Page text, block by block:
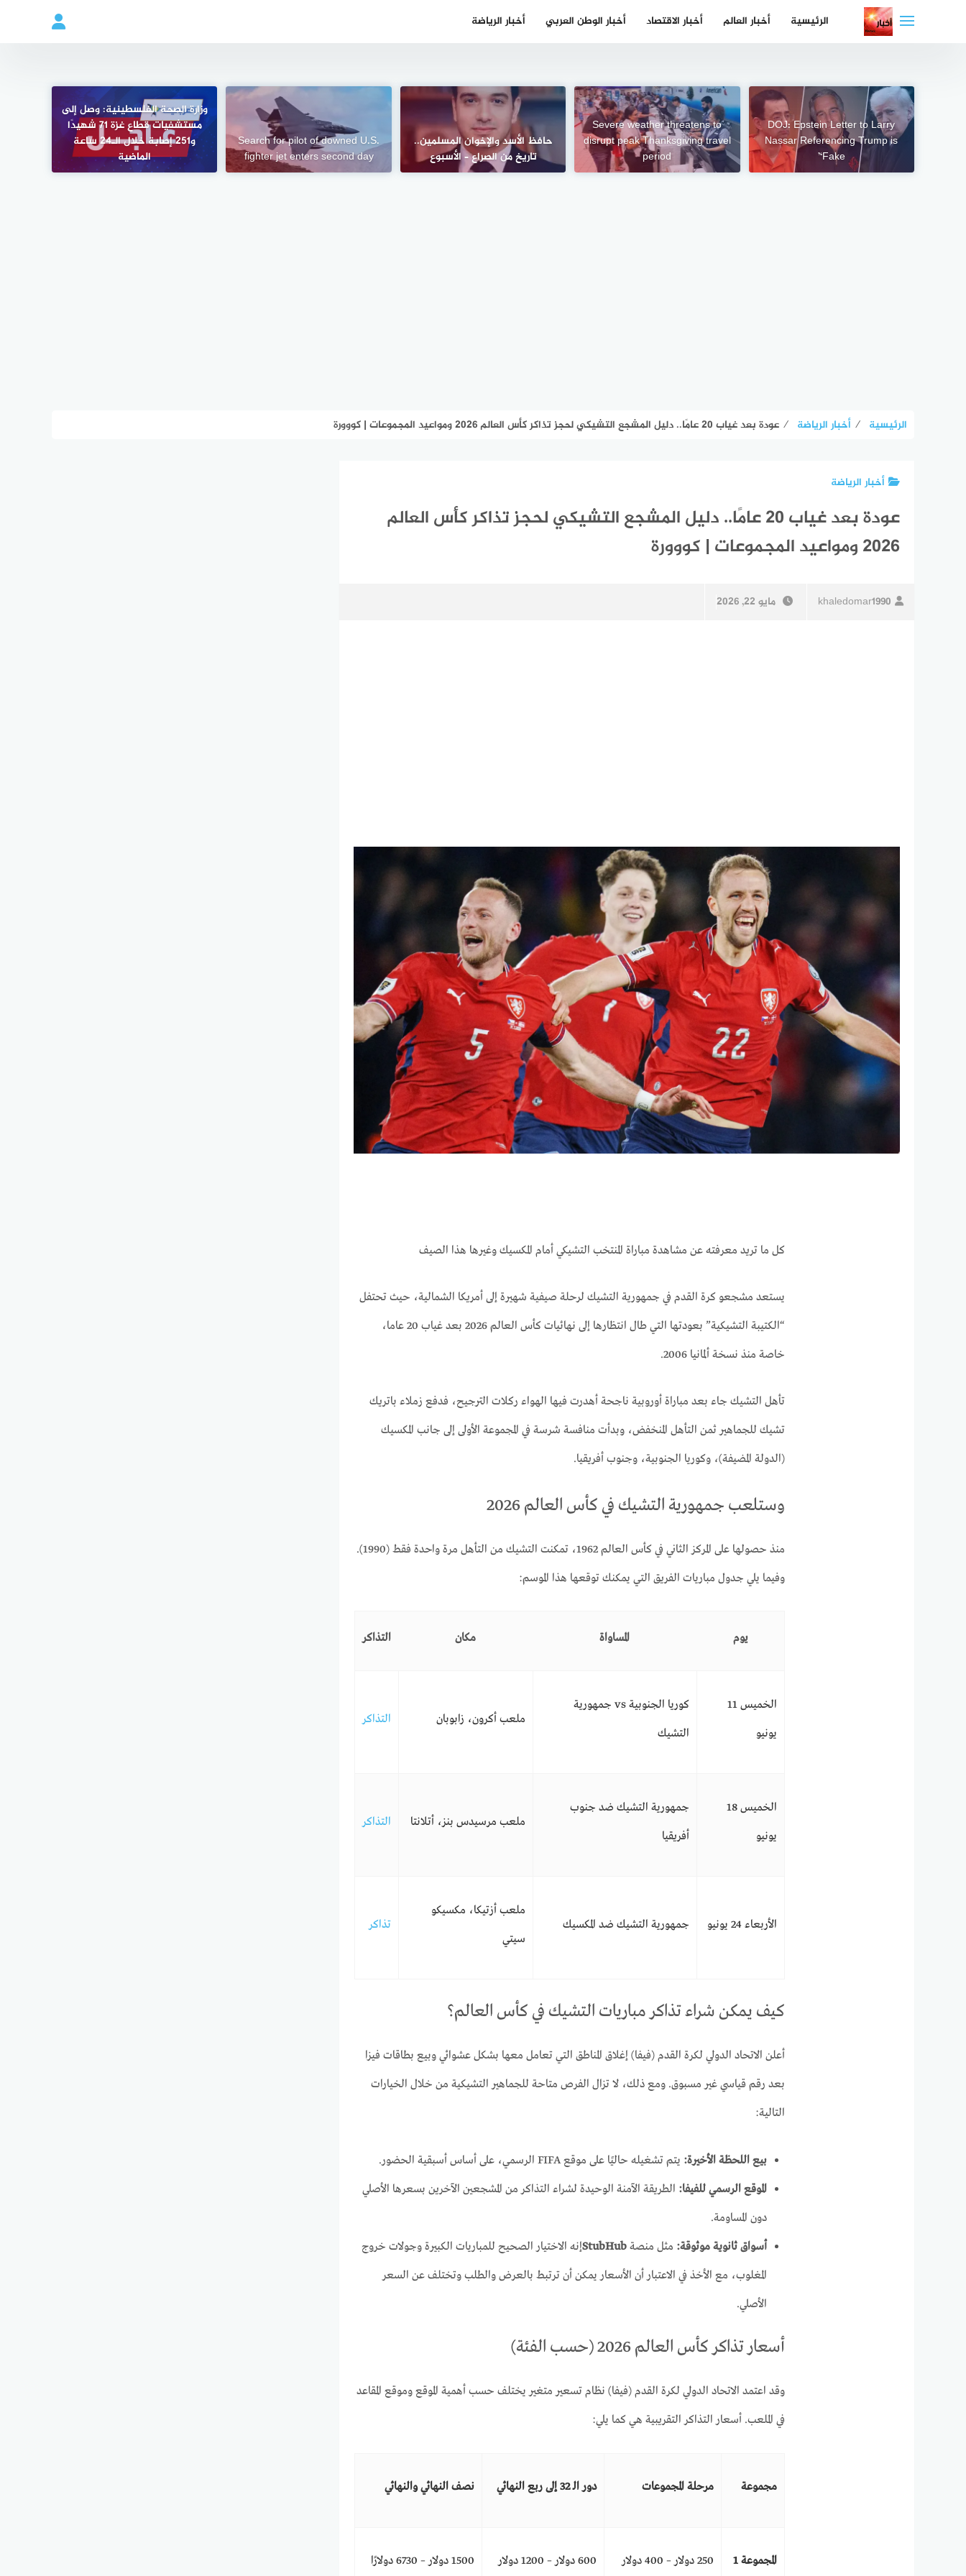
الرئيسية أخبار العالم أخبار الاقتصاد أخبار الوطن العربي أخبار الرياضة
DOJ: Epstein Letter to Larry
Nassar Referencing Trump is
‘Fake’
Severe weather threatens to
disrupt peak Thanksgiving travel
period
حافظ الأسد والإخوان المسلمين..
تاريخ من الصراع – الأسبوع
Search for pilot of downed U.S.
fighter jet enters second day
وزارة الصحة الفلسطينية: وصل إلى
مستشفيات قطاع غزة 71 شهيدًا
و251 إصابة خلال الـ24 ساعة
الماضية
الرئيسية ⁄ أخبار الرياضة ⁄ عودة بعد غياب 20 عامًا.. دليل المشجع التشيكي لحجز تذاكر كأس العالم 2026 ومواعيد المجموعات | كووورة
أخبار الرياضة
عودة بعد غياب 20 عامًا.. دليل المشجع التشيكي لحجز تذاكر كأس العالم
2026 ومواعيد المجموعات | كووورة
khaledomar1990 مايو 22, 2026
كل ما تريد معرفته عن مشاهدة مباراة المنتخب التشيكي أمام المكسيك وغيرها هذا الصيف
يستعد مشجعو كرة القدم في جمهورية التشيك لرحلة صيفية شهيرة إلى أمريكا الشمالية، حيث تحتفل
“الكتيبة التشيكية” بعودتها التي طال انتظارها إلى نهائيات كأس العالم 2026 بعد غياب 20 عاما،
خاصة منذ نسخة ألمانيا 2006.
تأهل التشيك جاء بعد مباراة أوروبية ناجحة أهدرت فيها الهواء ركلات الترجيح، فدفع زملاء باتريك
تشيك للجماهير ثمن التأهل المنخفض، وبدأت منافسة شرسة في المجموعة الأولى إلى جانب المكسيك
(الدولة المضيفة)، وكوريا الجنوبية، وجنوب أفريقيا.
وستلعب جمهورية التشيك في كأس العالم 2026
منذ حصولها على المركز الثاني في كأس العالم 1962، تمكنت التشيك من التأهل مرة واحدة فقط (1990).
وفيما يلي جدول مباريات الفريق التي يمكنك توقعها هذا الموسم:
يوم المساواة مكان التذاكر
الخميس 11
يونيو
كوريا الجنوبية vs جمهورية
التشيك
ملعب أكرون، زابوبان التذاكر
الخميس 18
يونيو
جمهورية التشيك ضد جنوب
أفريقيا
ملعب مرسيدس بنز، أتلانتا التذاكر
الأربعاء 24 يونيو جمهورية التشيك ضد المكسيك
ملعب أزتيكا، مكسيكو
سيتي
تذاكر
كيف يمكن شراء تذاكر مباريات التشيك في كأس العالم؟
أعلن الاتحاد الدولي لكرة القدم (فيفا) إغلاق المناطق التي تعامل معها بشكل عشوائي وبيع بطاقات فيزا
بعد رقم قياسي غير مسبوق. ومع ذلك، لا تزال الفرص متاحة للجماهير التشيكية من خلال الخيارات
التالية:
بيع اللحظة الأخيرة: يتم تشغيله حاليًا على موقع FIFA الرسمي، على أساس أسبقية الحضور.
الموقع الرسمي للفيفا: الطريقة الآمنة الوحيدة لشراء التذاكر من المشجعين الآخرين بسعرها الأصلي
دون المساومة.
أسواق ثانوية موثوقة: مثل منصة StubHubإنه الاختيار الصحيح للمباريات الكبيرة وجولات خروج
المغلوب، مع الأخذ في الاعتبار أن الأسعار يمكن أن ترتبط بالعرض والطلب وتختلف عن السعر
الأصلي.
أسعار تذاكر كأس العالم 2026 (حسب الفئة)
وقد اعتمد الاتحاد الدولي لكرة القدم (فيفا) نظام تسعير متغير يختلف حسب أهمية الموقع وموقع المقاعد
في الملعب. أسعار التذاكر التقريبية هي كما يلي:
مجموعة مرحلة المجموعات دور الـ 32 إلى ربع النهائي نصف النهائي والنهائي
المجموعة 1 250 دولار – 400 دولار 600 دولار – 1200 دولار 1500 دولار – 6730 دولارًا